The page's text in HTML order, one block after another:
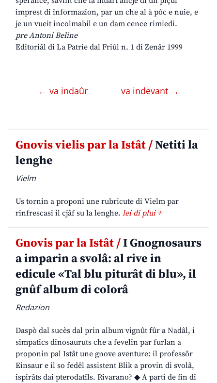
imprest di informazion, par un che al à pôc e nuie, e
je un vueit incolmabil e un dam cence rimiedi.
pre Antoni Beline
Editoriâl di La Patrie dal Friûl n. 1 di Zenâr 1999
← va indaûr va indevant →
Gnovis vielis par la Istât /Netiti la
lenghe
Vielm
Us tornin a proponi une rubricute di Vielm par
rinfrescasi il cjâf su la lenghe. lei di plui +
Gnovis par la Istât /I Gnognosaurs
a imparin a svolâ: al rive in
edicule «Tal blu piturât di blu», il
gnûf album di colorâ
Redazion
Daspò dal sucès dal prin album vignût fûr a Nadâl, i
simpatics dinosauruts che a fevelin par furlan a
proponin pal Istât une gnove aventure: il professôr
Einsaur e il so fedêl assistent Blik a provin di svolâ,
ispirâts dai pterodatils. Rivarano? ◆ A partî de fin di